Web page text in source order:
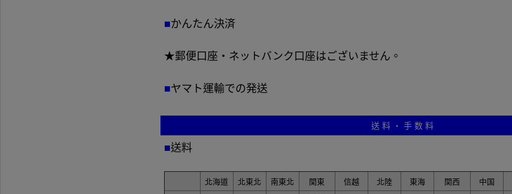
■かんたん決済
★郵便口座・ネットバンク口座はございません。
■ヤマト運輸での発送
送 料 ・ 手 数 料
■送料
北海道 北東北 南東北 関東 信越 北陸 東海 関西 中国